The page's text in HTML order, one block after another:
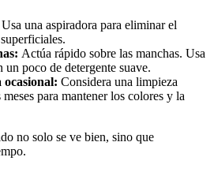
Usa una aspiradora para eliminar el
Actúa rápido sobre las manchas. Usa
poco de detergente suave.
Considera una limpieza
para mantener los colores y la
no solo se ve bien, sino que